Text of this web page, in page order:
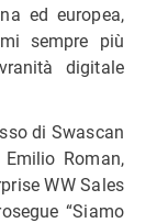
ed europea,
sempre più
digitale
di Swascan
Roman,
WW Sales
“Siamo